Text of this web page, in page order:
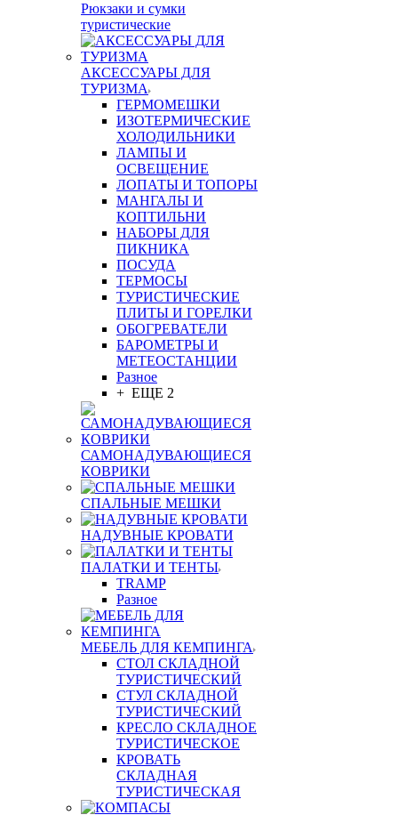
Рюкзаки и сумки
туристические
АКСЕССУАРЫ ДЛЯ
ТУРИЗМА
ГЕРМОМЕШКИ
ИЗОТЕРМИЧЕСКИЕ
ХОЛОДИЛЬНИКИ
ЛАМПЫ И
ОСВЕЩЕНИЕ
ЛОПАТЫ И ТОПОРЫ
МАНГАЛЫ И
КОПТИЛЬНИ
НАБОРЫ ДЛЯ
ПИКНИКА
ПОСУДА
ТЕРМОСЫ
ТУРИСТИЧЕСКИЕ
ПЛИТЫ И ГОРЕЛКИ
ОБОГРЕВАТЕЛИ
БАРОМЕТРЫ И
МЕТЕОСТАНЦИИ
Разное
+ ЕЩЕ 2
САМОНАДУВАЮЩИЕСЯ
КОВРИКИ
СПАЛЬНЫЕ МЕШКИ
НАДУВНЫЕ КРОВАТИ
ПАЛАТКИ И ТЕНТЫ
TRAMP
Разное
МЕБЕЛЬ ДЛЯ КЕМПИНГА
СТОЛ СКЛАДНОЙ
ТУРИСТИЧЕСКИЙ
СТУЛ СКЛАДНОЙ
ТУРИСТИЧЕСКИЙ
КРЕСЛО СКЛАДНОЕ
ТУРИСТИЧЕСКОЕ
КРОВАТЬ
СКЛАДНАЯ
ТУРИСТИЧЕСКАЯ